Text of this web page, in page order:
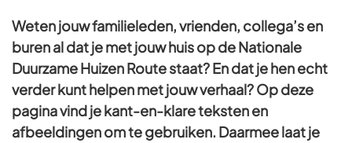
Weten jouw familieleden, vrienden, collega’s en
buren al dat je met jouw huis op de Nationale
Duurzame Huizen Route staat? En dat je hen echt
verder kunt helpen met jouw verhaal? Op deze
pagina vind je kant-en-klare teksten en
afbeeldingen om te gebruiken. Daarmee laat je